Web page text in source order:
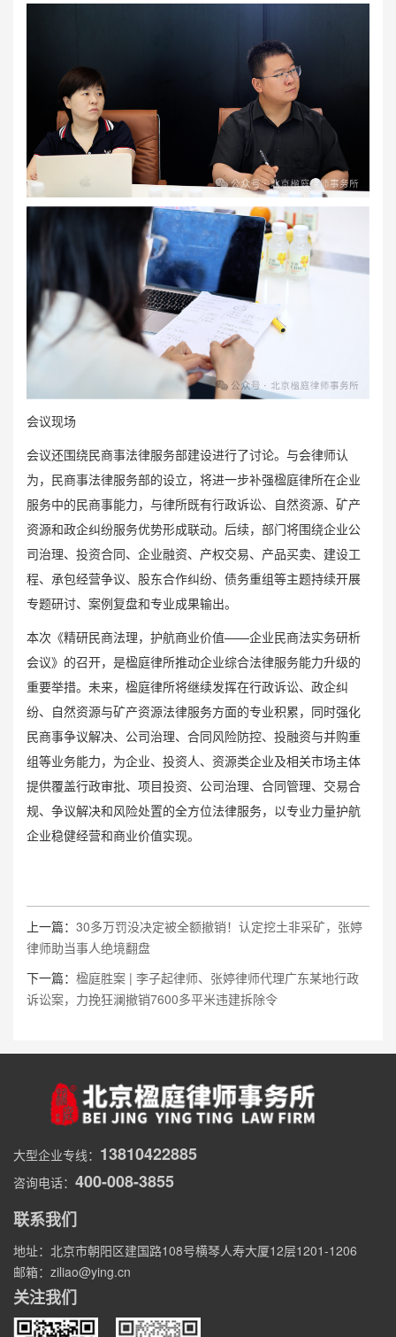
会议现场
会议还围绕民商事法律服务部建设进行了讨论。与会律师认
为，民商事法律服务部的设立，将进一步补强楹庭律所在企业
服务中的民商事能力，与律所既有行政诉讼、自然资源、矿产
资源和政企纠纷服务优势形成联动。后续，部门将围绕企业公
司治理、投资合同、企业融资、产权交易、产品买卖、建设工
程、承包经营争议、股东合作纠纷、债务重组等主题持续开展
专题研讨、案例复盘和专业成果输出。
本次《精研民商法理，护航商业价值——企业民商法实务研析
会议》的召开，是楹庭律所推动企业综合法律服务能力升级的
重要举措。未来，楹庭律所将继续发挥在行政诉讼、政企纠
纷、自然资源与矿产资源法律服务方面的专业积累，同时强化
民商事争议解决、公司治理、合同风险防控、投融资与并购重
组等业务能力，为企业、投资人、资源类企业及相关市场主体
提供覆盖行政审批、项目投资、公司治理、合同管理、交易合
规、争议解决和风险处置的全方位法律服务，以专业力量护航
企业稳健经营和商业价值实现。
上一篇： 30多万罚没决定被全额撤销！认定挖土非采矿，张婷
律师助当事人绝境翻盘
下一篇： 楹庭胜案 | 李子起律师、张婷律师代理广东某地行政
诉讼案，力挽狂澜撤销7600多平米违建拆除令
大型企业专线： 13810422885
咨询电话： 400-008-3855
联系我们
地址：北京市朝阳区建国路108号横琴人寿大厦12层1201-1206
邮箱：ziliao@ying.cn
关注我们